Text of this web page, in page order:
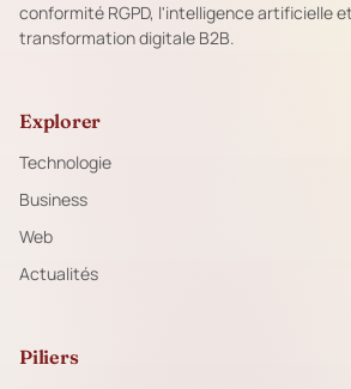
conformité RGPD, l'intelligence artificielle
transformation digitale B2B.
Explorer
Technologie
Business
Web
Actualités
Piliers